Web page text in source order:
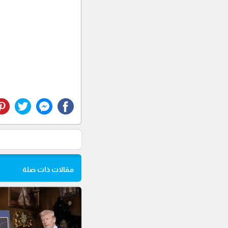
مقالات ذات صلة